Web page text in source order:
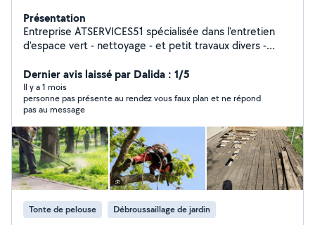
Présentation
Entreprise ATSERVICES51 spécialisée dans l'entretien
d'espace vert - nettoyage - et petit travaux divers -
Dernier avis laissé par Dalida : 1/5
Il y a 1 mois
personne pas présente au rendez vous faux plan et ne répond
pas au message
Tonte de pelouse Débroussaillage de jardin